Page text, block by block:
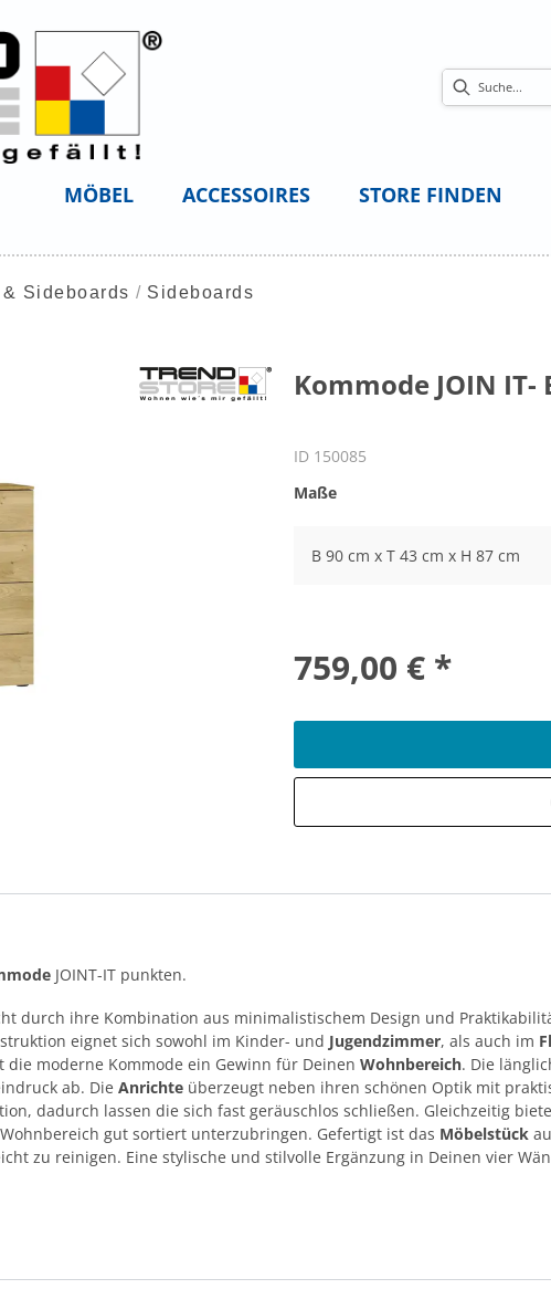
MÖBEL ACCESSOIRES STORE FINDEN
Sideboards Sideboards
Kommode JOIN IT-
ID 150085
Maße
B 90 cm x T 43 cm x H 87 cm
759,00 € *
JOINT-IT punkten.
durch ihre Kombination aus minimalistischem Design und
eignet sich sowohl im Kinder- und Jugendzimmer, als auch im
die moderne Kommode ein Gewinn für DeinenWohnbereich. Die
ab. DieAnrichte überzeugt neben ihren schönen Optik mit
dadurch lassen die sich fast geräuschlos schließen. Gleichzeitig
gut sortiert unterzubringen. Gefertigt ist das Möbelstück
zu reinigen. Eine stylische und stilvolle Ergänzung in Deinen vier